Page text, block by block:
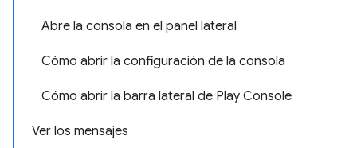
Abre la consola en el panel lateral
Cómo abrir la configuración de la consola
Cómo abrir la barra lateral de Play Console
Ver los mensajes